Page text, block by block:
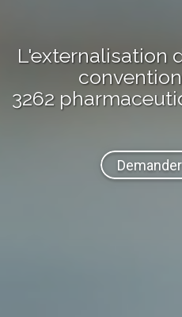
L'externalisation
3262